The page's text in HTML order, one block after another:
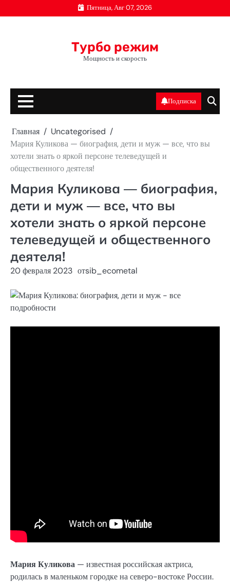
к
Пятница, Авг 07, 2026
Турбо режим
Мощность и скорость
Подписка
Главная
Uncategorised
Мария Куликова — биография, дети и муж — все, что вы
хотели знать о яркой персоне телеведущей и
общественного деятеля!
Мария Куликова — биография,
дети и муж — все, что вы
хотели знать о яркой персоне
телеведущей и общественного
деятеля!
20 февраля 2023 отsib_ecometal
Мария Куликова — известная российская актриса,
родилась в маленьком городке на северо-востоке России.